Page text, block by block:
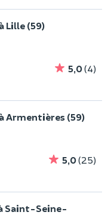
Lille (59)
5,0(4)
Armentières (59)
5,0(25)
Saint-Seine-